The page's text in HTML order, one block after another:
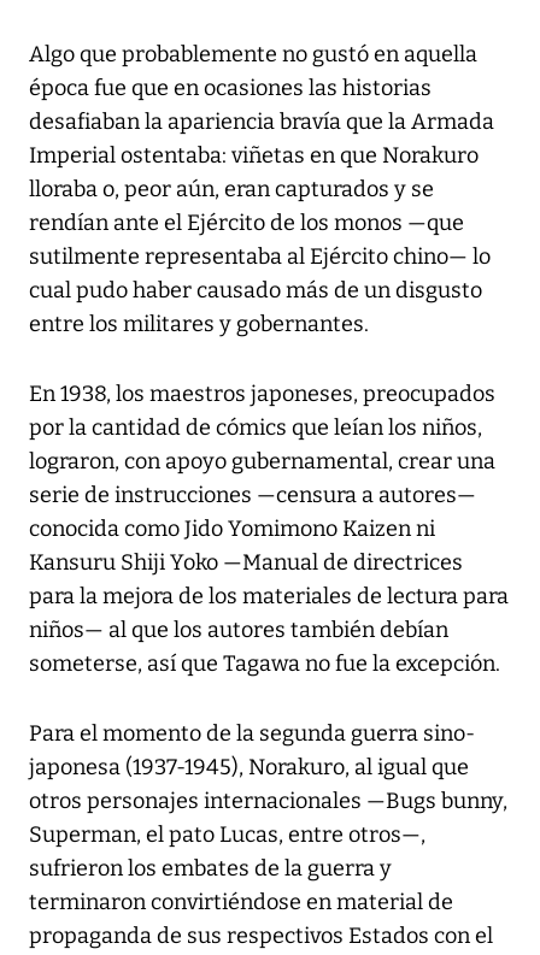
Algo que probablemente no gustó en aquella
época fue que en ocasiones las historias
desafiaban la apariencia bravía que la Armada
Imperial ostentaba: viñetas en que Norakuro
lloraba o, peor aún, eran capturados y se
rendían ante el Ejército de los monos —que
sutilmente representaba al Ejército chino— lo
cual pudo haber causado más de un disgusto
entre los militares y gobernantes.
En 1938, los maestros japoneses, preocupados
por la cantidad de cómics que leían los niños,
lograron, con apoyo gubernamental, crear una
serie de instrucciones —censura a autores—
conocida como Jido Yomimono Kaizen ni
Kansuru Shiji Yoko —Manual de directrices
para la mejora de los materiales de lectura para
niños— al que los autores también debían
someterse, así que Tagawa no fue la excepción.
Para el momento de la segunda guerra sino-
japonesa (1937-1945), Norakuro, al igual que
otros personajes internacionales —Bugs bunny,
Superman, el pato Lucas, entre otros—,
sufrieron los embates de la guerra y
terminaron convirtiéndose en material de
propaganda de sus respectivos Estados con el